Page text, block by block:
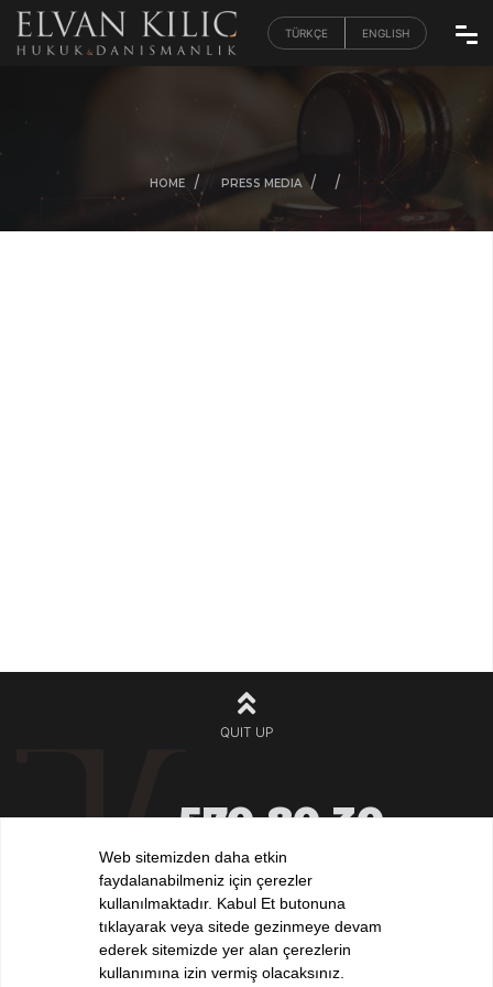
TÜRKÇE ENGLISH
HOME / PRESS MEDIA / /
QUIT UP
570 80 30
+90 532532 32 32
iletisim@elvankilic.com
FOLLOW US !
Web sitemizden daha etkin
faydalanabilmeniz için çerezler
kullanılmaktadır. Kabul Et butonuna
tıklayarak veya sitede gezinmeye devam
ederek sitemizde yer alan çerezlerin
kullanımına izin vermiş olacaksınız.